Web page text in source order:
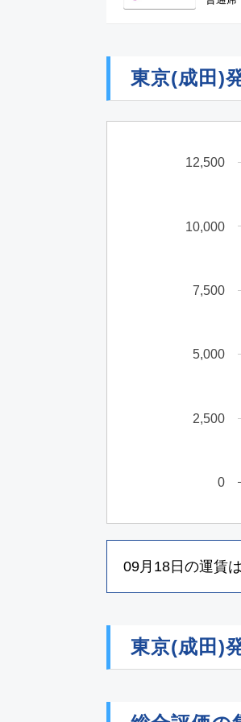
東京(成田)
0
2,500
5,000
7,500
10,000
12,500
09月18日 の運賃は
東京(成田)